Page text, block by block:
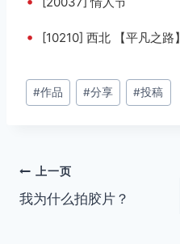
• [10210] 西北 【平凡之路】
文
章
#作品 #分享 #投稿
文
章
上一页
我为什么拍胶片？